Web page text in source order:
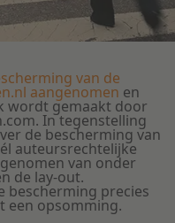
van de
aangenomen en
wordt gemaakt door
In tegenstelling
de bescherming van
auteursrechtelijke
van onder
de lay-out.
bescherming precies
een opsomming.